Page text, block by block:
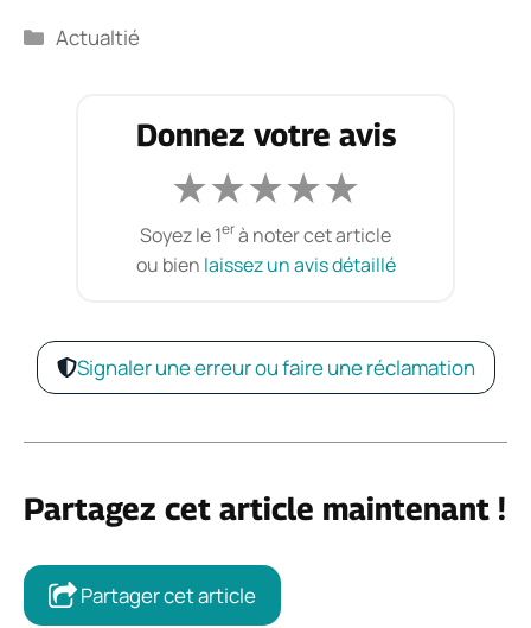
Catégories
Actualtié
Donnez votre avis
★★★★★
Soyez le 1erà noter cet article
ou bien laissez un avis détaillé
Signaler une erreur ou faire une réclamation
Partagez cet article maintenant !
Partager cet article